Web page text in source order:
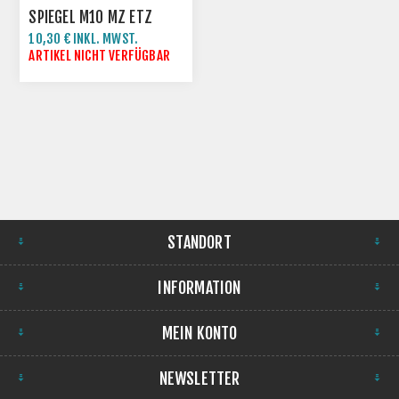
SPIEGEL M10 MZ ETZ
10,30 € INKL. MWST.
ARTIKEL NICHT VERFÜGBAR
STANDORT
INFORMATION
MEIN KONTO
NEWSLETTER